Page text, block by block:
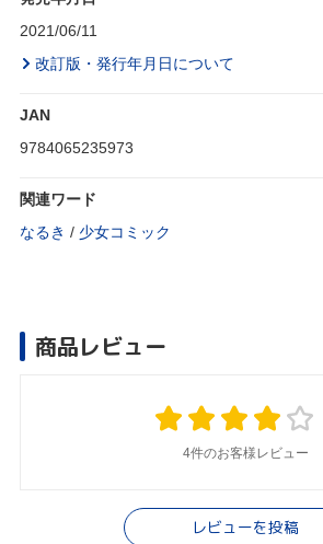
2021/06/11
改訂版・発行年月日について
JAN
9784065235973
関連ワード
なるき / 少女コミック
商品レビュー
4件のお客様レビュー
レビューを投稿